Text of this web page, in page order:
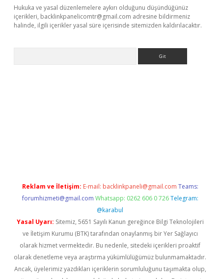
Hukuka ve yasal düzenlemelere aykırı olduğunu düşündüğünüz
içerikleri, backlinkpanelicomtr@gmail.com adresine bildirmeniz
halinde, ilgili içerikler yasal süre içerisinde sitemizden kaldırılacaktır.
Reklam ve İletişim: E-mail: backlinkpaneli@gmail.com Teams:
forumhizmeti@gmail.com Whatsapp: 0262 606 0 726 Telegram:
@karabul
Yasal Uyarı: Sitemiz, 5651 Sayılı Kanun gereğince Bilgi Teknolojileri
ve İletişim Kurumu (BTK) tarafından onaylanmış bir Yer Sağlayıcı
olarak hizmet vermektedir. Bu nedenle, sitedeki içerikleri proaktif
olarak denetleme veya araştırma yükümlülüğümüz bulunmamaktadır.
Ancak, üyelerimiz yazdıkları içeriklerin sorumluluğunu taşımakta olup,